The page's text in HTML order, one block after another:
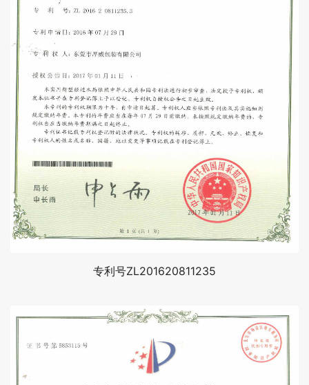
专利号ZL201620811235